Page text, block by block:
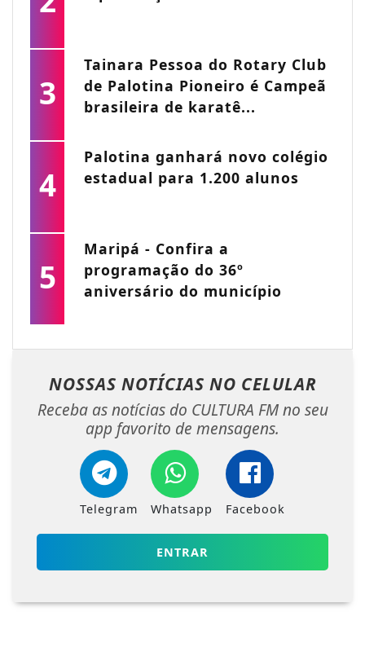
3
Tainara Pessoa do Rotary Club
de Palotina Pioneiro é Campeã
brasileira de karatê...
4
Palotina ganhará novo colégio
estadual para 1.200 alunos
5
Maripá - Confira a
programação do 36º
aniversário do município
NOSSAS NOTÍCIAS NO CELULAR
Receba as notícias do CULTURA FM no seu
app favorito de mensagens.
Telegram Whatsapp Facebook
ENTRAR